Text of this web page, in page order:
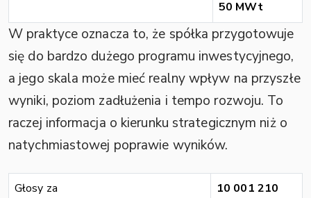
50 MWt
W praktyce oznacza to, że spółka przygotowuje
się do bardzo dużego programu inwestycyjnego,
a jego skala może mieć realny wpływ na przyszłe
wyniki, poziom zadłużenia i tempo rozwoju. To
raczej informacja o kierunku strategicznym niż o
natychmiastowej poprawie wyników.
Głosy za
10 001 210